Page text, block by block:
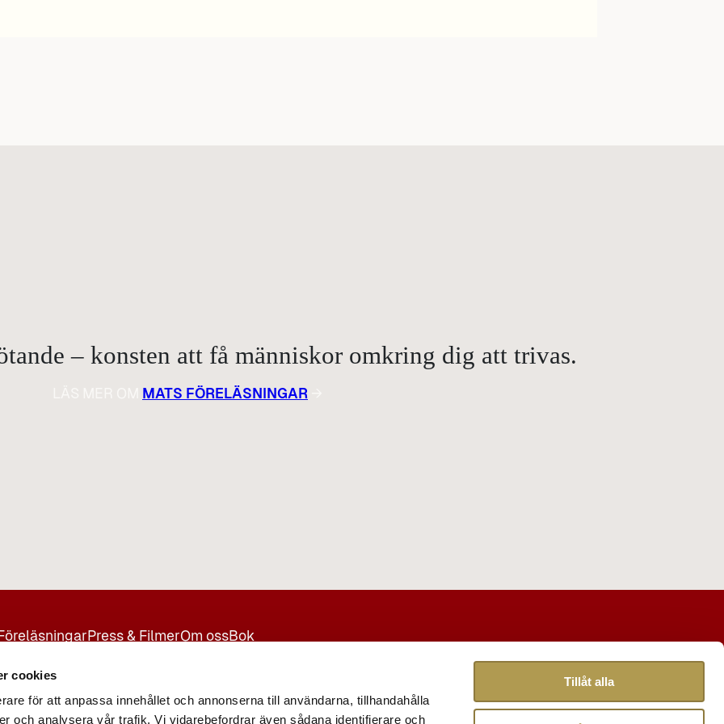
cookies
för att anpassa innehållet och annonserna till användarna, tillhandahålla
och analysera vår trafik. Vi vidarebefordrar även sådana identifierare och
Tillåt alla
– konsten att få människor omkring dig att trivas.
MATS FÖRELÄSNINGAR
Press & FilmerOm ossBok